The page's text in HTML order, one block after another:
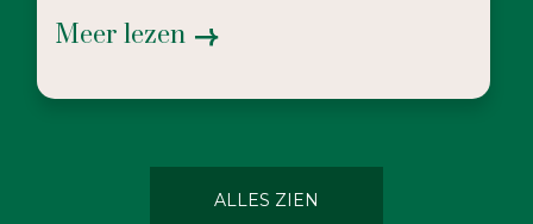
Meer lezen
ALLES ZIEN